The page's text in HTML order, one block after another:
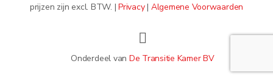
prijzen zijn excl. BTW. |Privacy| Algemene Voorwaarden
Onderdeel van De Transitie Kamer BV